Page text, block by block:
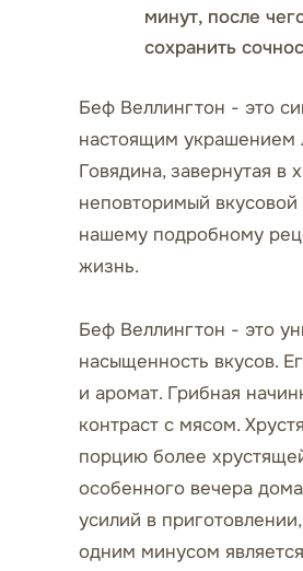
минут, после
сохранить
Беф Веллингтон - это
настоящим украшением
Говядина, завернутая в
неповторимый
нашему подробному
жизнь.
Беф Веллингтон - это
насыщенность вкусов.
и аромат. Грибная
контраст с мясом.
порцию более
особенного вечера
усилий в
одним минусом